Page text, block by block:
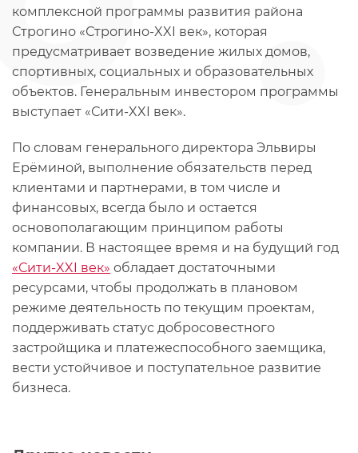
комплексной программы развития района
Строгино «Строгино-XXI век», которая
предусматривает возведение жилых домов,
спортивных, социальных и образовательных
объектов. Генеральным инвестором программы
выступает «Сити-XXI век».
По словам генерального директора Эльвиры
Ерёминой, выполнение обязательств перед
клиентами и партнерами, в том числе и
финансовых, всегда было и остается
основополагающим принципом работы
компании. В настоящее время и на будущий год
«Сити-XXI век» обладает достаточными
ресурсами, чтобы продолжать в плановом
режиме деятельность по текущим проектам,
поддерживать статус добросовестного
застройщика и платежеспособного заемщика,
вести устойчивое и поступательное развитие
бизнеса.